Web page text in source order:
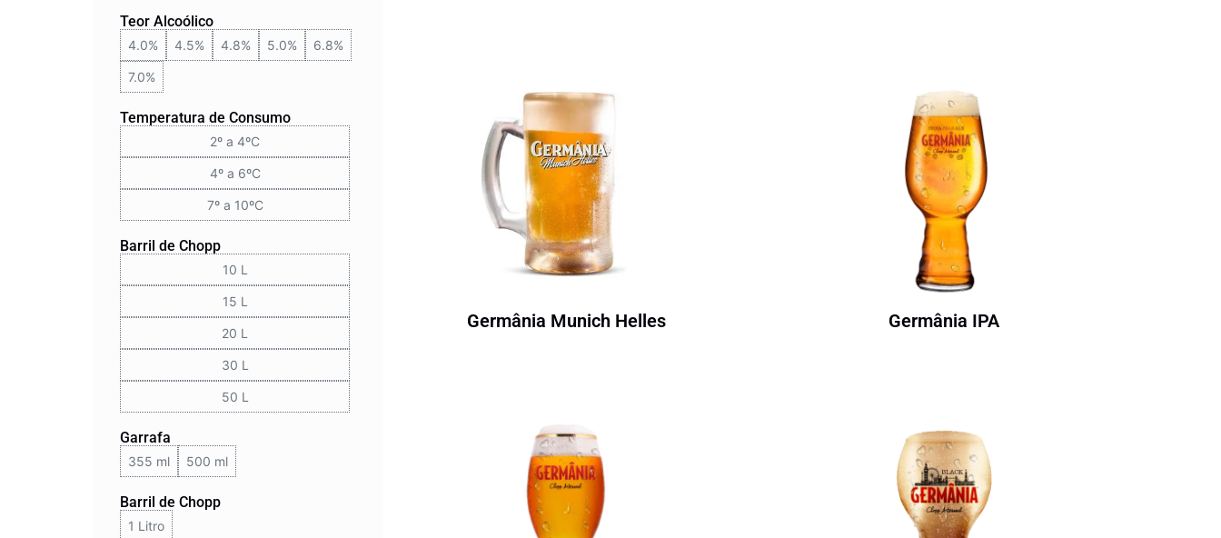
Teor Alcoólico
4.0% 4.5% 4.8% 5.0% 6.8%
7.0%
Temperatura de Consumo
2º a 4ºC
4º a 6ºC
7º a 10ºC
Barril de Chopp
10 L
15 L
20 L
30 L
50 L
Garrafa
355 ml 500 ml
Barril de Chopp
1 Litro
Germânia Munich Helles Germânia IPA